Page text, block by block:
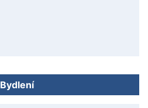
Bydlení